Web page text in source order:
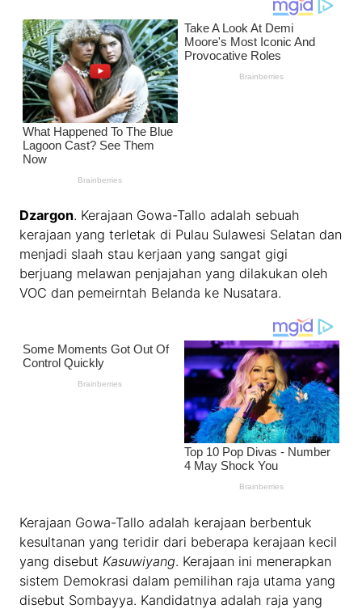
Dzargon. Kerajaan Gowa-Tallo adalah sebuah
kerajaan yang terletak di Pulau Sulawesi Selatan dan
menjadi slaah stau kerjaan yang sangat gigi
berjuang melawan penjajahan yang dilakukan oleh
VOC dan pemeirntah Belanda ke Nusatara.
Kerajaan Gowa-Tallo adalah kerajaan berbentuk
kesultanan yang teridir dari beberapa kerajaan kecil
yang disebut Kasuwiyang. Kerajaan ini menerapkan
sistem Demokrasi dalam pemilihan raja utama yang
disebut Sombayya. Kandidatnya adalah raja yang